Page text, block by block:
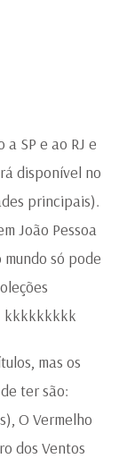
SP e ao RJ e
disponível no
principais).
João Pessoa
só pode
kkkkkkkkk
mas os
ter são:
O Vermelho
dos Ventos